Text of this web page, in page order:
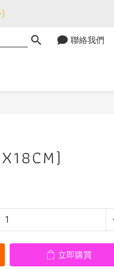
)
)
常營業。 聯絡我們
立即購買